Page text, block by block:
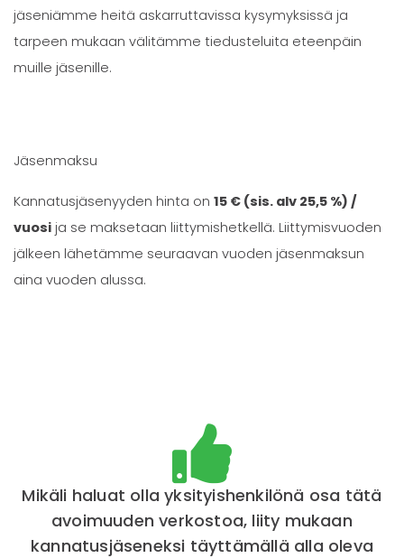
jäseniämme heitä askarruttavissa kysymyksissä ja
tarpeen mukaan välitämme tiedusteluita eteenpäin
muille jäsenille.
Jäsenmaksu
Kannatusjäsenyyden hinta on 15 € (sis. alv 25,5 %) /
vuosi ja se maksetaan liittymishetkellä. Liittymisvuoden
jälkeen lähetämme seuraavan vuoden jäsenmaksun
aina vuoden alussa.
Mikäli haluat olla yksityishenkilönä osa tätä
avoimuuden verkostoa, liity mukaan
kannatusjäseneksi täyttämällä alla oleva